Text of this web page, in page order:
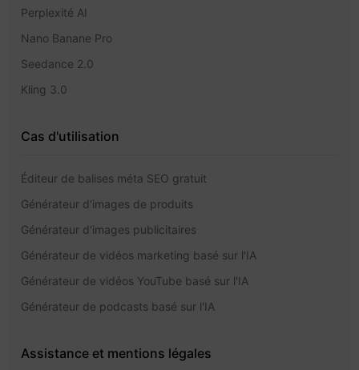
Perplexité AI
Nano Banane Pro
Seedance 2.0
Kling 3.0
Cas d'utilisation
Éditeur de balises méta SEO gratuit
Générateur d'images de produits
Générateur d'images publicitaires
Générateur de vidéos marketing basé sur l'IA
Générateur de vidéos YouTube basé sur l'IA
Générateur de podcasts basé sur l'IA
Assistance et mentions légales